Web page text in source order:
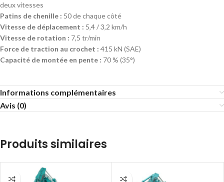
deux vitesses
Patins de chenille : 50 de chaque côté
Vitesse de déplacement : 5,4 / 3,2 km/h
Vitesse de rotation : 7,5 tr/min
Force de traction au crochet : 415 kN (SAE)
Capacité de montée en pente : 70 % (35°)
Informations complémentaires
Avis (0)
Produits similaires